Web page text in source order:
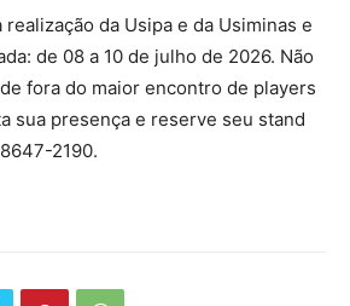
realização da Usipa e da Usiminas e
de 08 a 10 de julho de 2026. Não
fora do maior encontro de players
sua presença e reserve seu stand
2190.